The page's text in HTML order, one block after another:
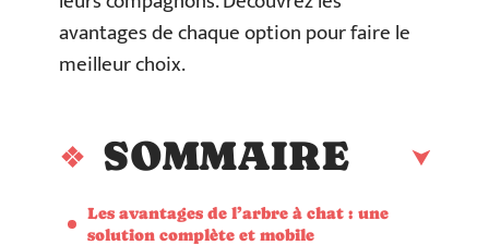
avantages de chaque option pour faire le
meilleur choix.
SOMMAIRE
Les avantages de l’arbre à chat : une
solution complète et mobile